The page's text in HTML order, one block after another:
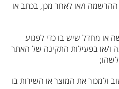
ההרשמה ו/או לאחר מכן, בכתב או
או מחדל שיש בו כדי לפגוע
ו/או בפעילות התקינה של האתר
ולמכור את המוצר או השירות בו